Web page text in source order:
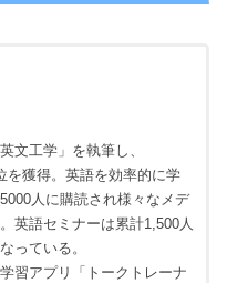
文工学」を執筆し、
を獲得。英語を効率的に学
人に購読され様々なメデ
英語セミナーは累計1,500人
っている。
習アプリ「トークトレーナ